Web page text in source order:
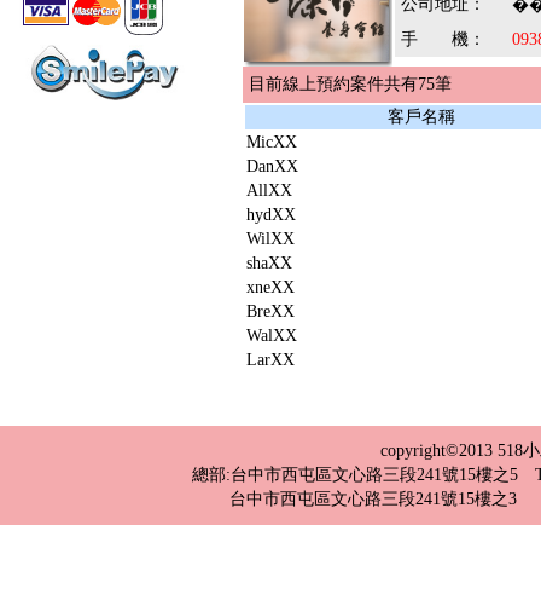
公司地址：
��
手 機：
目前線上預約案件共有75筆
客戶名稱
MicXX
DanXX
AllXX
hydXX
WilXX
shaXX
xneXX
BreXX
WalXX
LarXX
copyright©2013
總部:台中市西屯區文心路三段241號15樓之5
台中市西屯區文心路三段241號15樓之3